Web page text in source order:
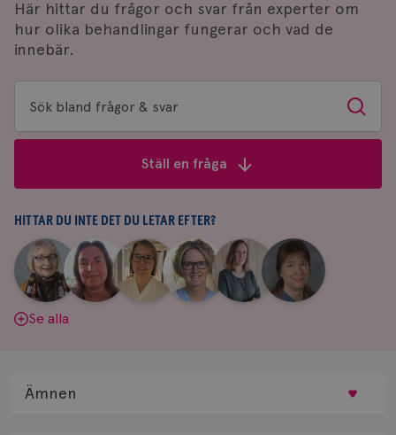
Här hittar du frågor och svar från experter om
hur olika behandlingar fungerar och vad de
innebär.
Sök
bland
&
svar
Sök
Ställ en fråga
HITTAR DU INTE DET DU LETAR EFTER?
Aina
Johnsson
|
Anne
Andersson
Fredrika
Killander
|
Jeanette
Bäcklund
|
Maria
Edegran
|
Yvette
Andersson
Se alla
Ämnen